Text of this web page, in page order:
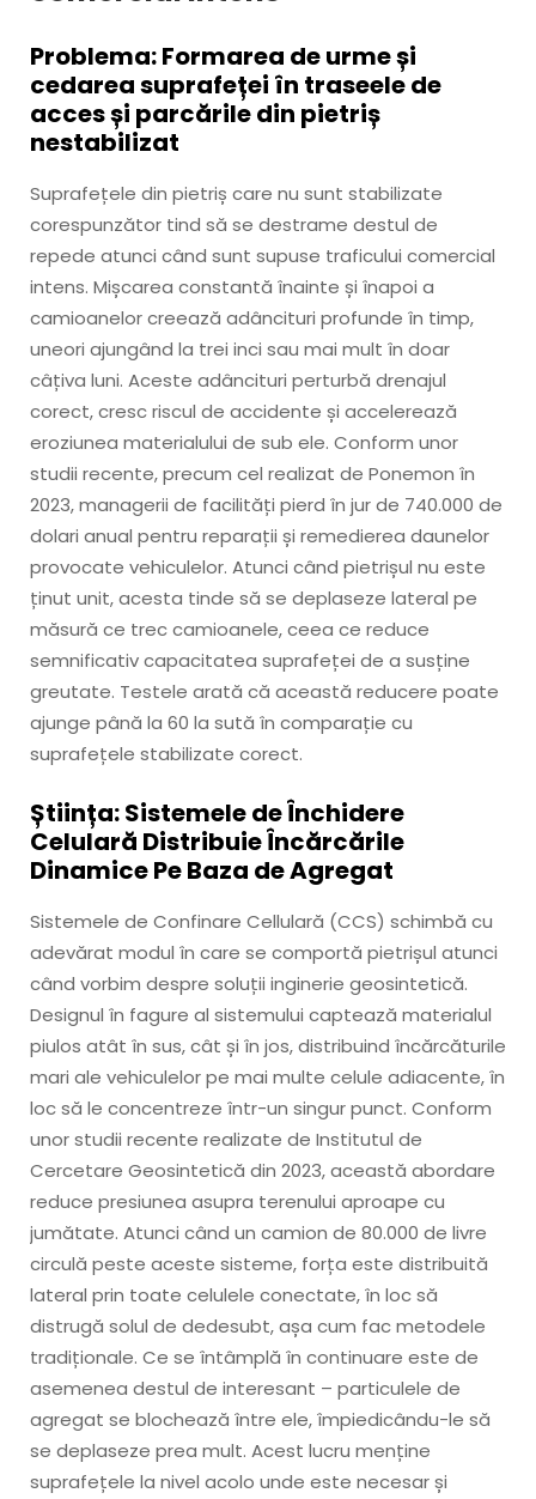
Problema: Formarea de urme și
cedarea suprafeței în traseele de
acces și parcările din pietriș
nestabilizat
Suprafețele din pietriș care nu sunt stabilizate
corespunzător tind să se destrame destul de
repede atunci când sunt supuse traficului comercial
intens. Mișcarea constantă înainte și înapoi a
camioanelor creează adâncituri profunde în timp,
uneori ajungând la trei inci sau mai mult în doar
câțiva luni. Aceste adâncituri perturbă drenajul
corect, cresc riscul de accidente și accelerează
eroziunea materialului de sub ele. Conform unor
studii recente, precum cel realizat de Ponemon în
2023, managerii de facilități pierd în jur de 740.000 de
dolari anual pentru reparații și remedierea daunelor
provocate vehiculelor. Atunci când pietrișul nu este
ținut unit, acesta tinde să se deplaseze lateral pe
măsură ce trec camioanele, ceea ce reduce
semnificativ capacitatea suprafeței de a susține
greutate. Testele arată că această reducere poate
ajunge până la 60 la sută în comparație cu
suprafețele stabilizate corect.
Știința: Sistemele de Închidere
Celulară Distribuie Încărcările
Dinamice Pe Baza de Agregat
Sistemele de Confinare Cellulară (CCS) schimbă cu
adevărat modul în care se comportă pietrișul atunci
când vorbim despre soluții inginerie geosintetică.
Designul în fagure al sistemului captează materialul
piulos atât în sus, cât și în jos, distribuind încărcăturile
mari ale vehiculelor pe mai multe celule adiacente, în
loc să le concentreze într-un singur punct. Conform
unor studii recente realizate de Institutul de
Cercetare Geosintetică din 2023, această abordare
reduce presiunea asupra terenului aproape cu
jumătate. Atunci când un camion de 80.000 de livre
circulă peste aceste sisteme, forța este distribuită
lateral prin toate celulele conectate, în loc să
distrugă solul de dedesubt, așa cum fac metodele
tradiționale. Ce se întâmplă în continuare este de
asemenea destul de interesant – particulele de
agregat se blochează între ele, împiedicându-le să
se deplaseze prea mult. Acest lucru menține
suprafețele la nivel acolo unde este necesar și